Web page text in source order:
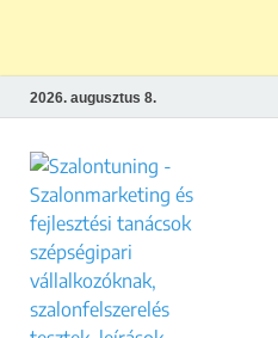
2026. augusztus 8.